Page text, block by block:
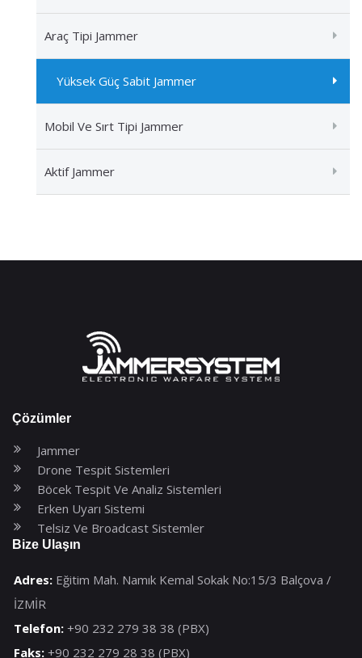
Araç Tipi Jammer
Yüksek Güç Sabit Jammer
Mobil Ve Sırt Tipi Jammer
Aktif Jammer
Çözümler
Jammer
Drone Tespit Sistemleri
Böcek Tespit Ve Analiz Sistemleri
Erken Uyarı Sistemi
Telsiz Ve Broadcast Sistemler
Bize Ulaşın
Adres: Eğitim Mah. Namık Kemal Sokak No:15/3 Balçova /
İZMİR
Telefon: +90 232 279 38 38 (PBX)
Faks: +90 232 279 28 38 (PBX)